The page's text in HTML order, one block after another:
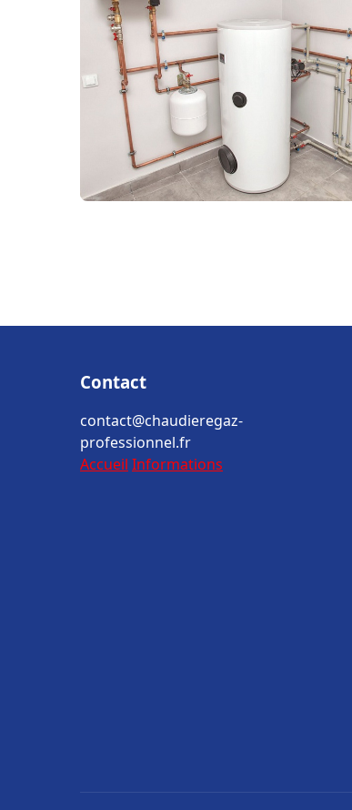
Contact
contact@chaudieregaz-
professionnel.fr
Accueil Informations